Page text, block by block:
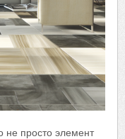
не просто элемент